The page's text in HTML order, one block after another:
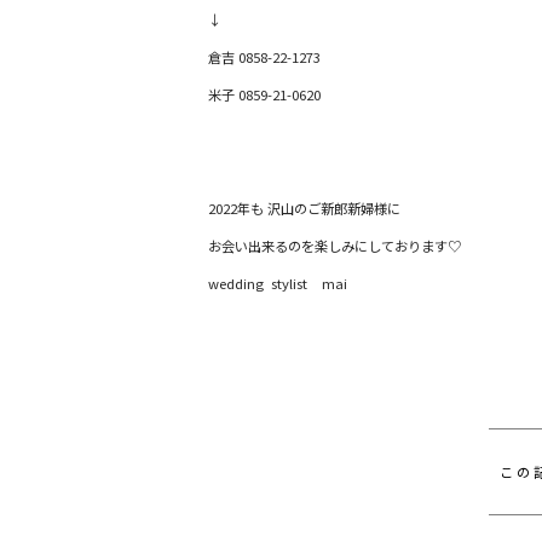
↓
倉吉 0858-22-1273
米子 0859-21-0620
2022年も 沢山のご新郎新婦様に
お会い出来るのを楽しみにしております♡
wedding stylist mai
この